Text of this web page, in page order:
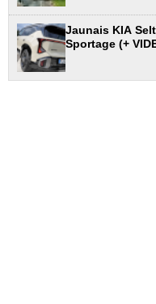
Jaunais KIA
Sportage (+